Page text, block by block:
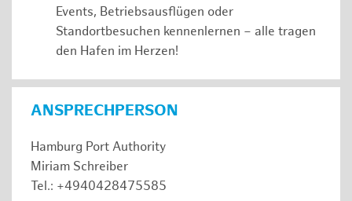
Events, Betriebsausflügen oder
Standortbesuchen kennenlernen – alle tragen
den Hafen im Herzen!
ANSPRECHPERSON
Hamburg Port Authority
Miriam Schreiber
Tel.: +4940428475585